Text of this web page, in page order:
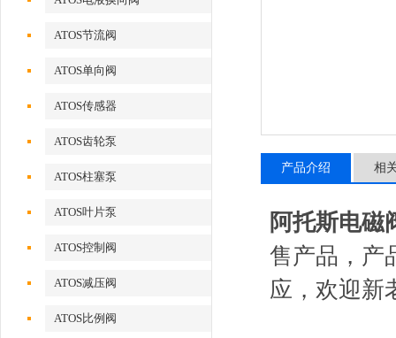
ATOS节流阀
ATOS单向阀
ATOS传感器
ATOS齿轮泵
ATOS柱塞泵
ATOS叶片泵
ATOS控制阀
ATOS减压阀
ATOS比例阀
产品介绍 相
阿托斯电磁
售产品，产
应，欢迎新